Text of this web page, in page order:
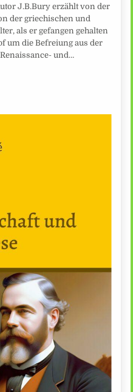
J.B.Bury erzählt von der
der griechischen und
als er gefangen gehalten
um die Befreiung aus der
und…